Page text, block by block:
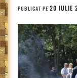
PUBLICAT PE 20 IULIE